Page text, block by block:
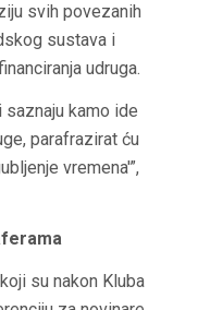
svih povezanih
sustava i
udruga.
kamo ide
parafrazirat ću
vremena'”,
su nakon Kluba